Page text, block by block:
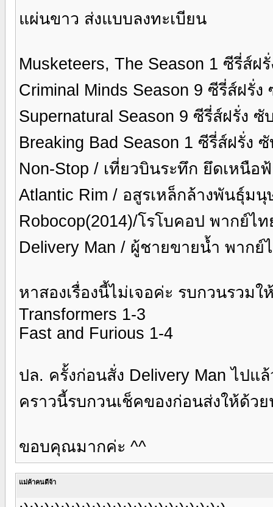
แผ่นขาว ส่งแบบลงทะเบียน
Musketeers, The Season 1 ซีรี่ส์
Criminal Minds Season 9 ซีรี่ส์ฝรั่
Supernatural Season 9 ซีรี่ส์ฝรั่ง
Breaking Bad Season 1 ซีรี่ส์ฝรั่ง
Non-Stop / เที่ยวบินระทึก ยึดเหนือ
Atlantic Rim / อสูรเหล็กล้างพันธุ์ม
Robocop(2014)/โรโบคอป พากย์ไ
Delivery Man / ผู้ชายขายน้ำ พากย์
หาสองเรื่องนี้ไม่เจอค่ะ รบกวนรวม
Transformers 1-3
Fast and Furious 1-4
ปล. ครั้งก่อนสั่ง Delivery Man ไปแล้
คราวนี้รบกวนเช็คของก่อนส่งให้ด้ว
ขอบคุณมากค่ะ ^^
แม่ค้าคนดีจ้า